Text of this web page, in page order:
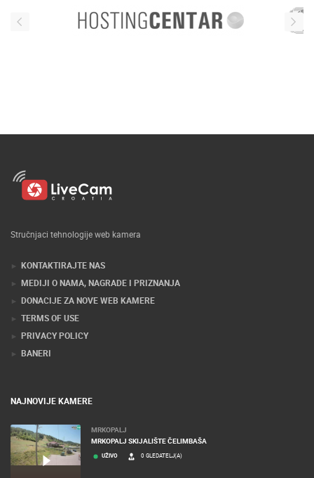
Stručnjaci tehnologije web kamera
KONTAKTIRAJTE NAS
MEDIJI O NAMA, NAGRADE I PRIZNANJA
DONACIJE ZA NOVE WEB KAMERE
TERMS OF USE
PRIVACY POLICY
BANERI
NAJNOVIJE KAMERE
MRKOPALJ
MRKOPALJ SKIJALIŠTE ČELIMBAŠA
UŽIVO 0 GLEDATELJ(A)